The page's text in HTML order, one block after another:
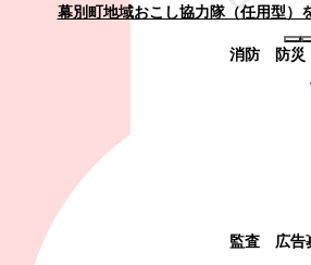
消防 防災
監査 広告
幕別町地域おこし協力隊（任用型）